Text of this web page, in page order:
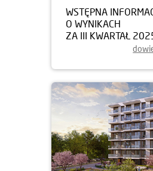
WSTĘPNA
O WYNIKACH
ZA III KWARTAŁ